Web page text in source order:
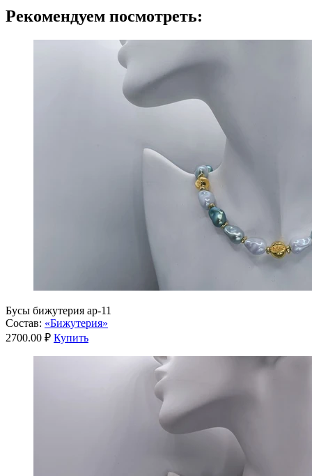
Рекомендуем посмотреть:
Бусы бижутерия ар-11
Состав: «Бижутерия»
2700.00 ₽ Купить